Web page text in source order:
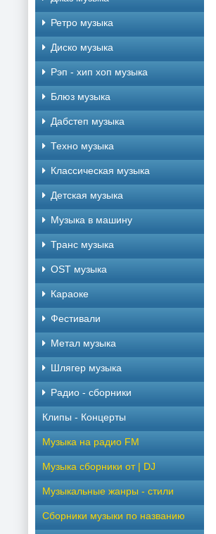
Ретро музыка
Диско музыка
Рэп - хип хоп музыка
Блюз музыка
Дабстеп музыка
Техно музыка
Классическая музыка
Детская музыка
Музыка в машину
Транс музыка
OST музыка
Караоке
Фестивали
Метал музыка
Шлягер музыка
Радио - сборники
Клипы - Концерты
Музыка на радио FM
Музыка сборники от | DJ
Музыкальные жанры - стили
Сборники музыки по названию